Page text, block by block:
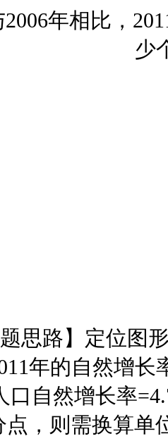
年相比，
少
路】定位图形
年的自然增长
口自然增长率
点，则需换算单